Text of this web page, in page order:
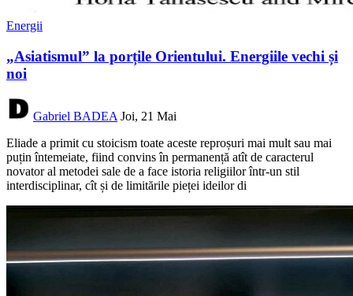
Energii
„Asiatismul” la porțile Orientului. Energiile vechi și
noi
Gabriel BADEA Joi, 21 Mai
Eliade a primit cu stoicism toate aceste reproșuri mai mult sau mai
puțin întemeiate, fiind convins în permanență atît de caracterul
novator al metodei sale de a face istoria religiilor într-un stil
interdisciplinar, cît și de limitările pieței ideilor di